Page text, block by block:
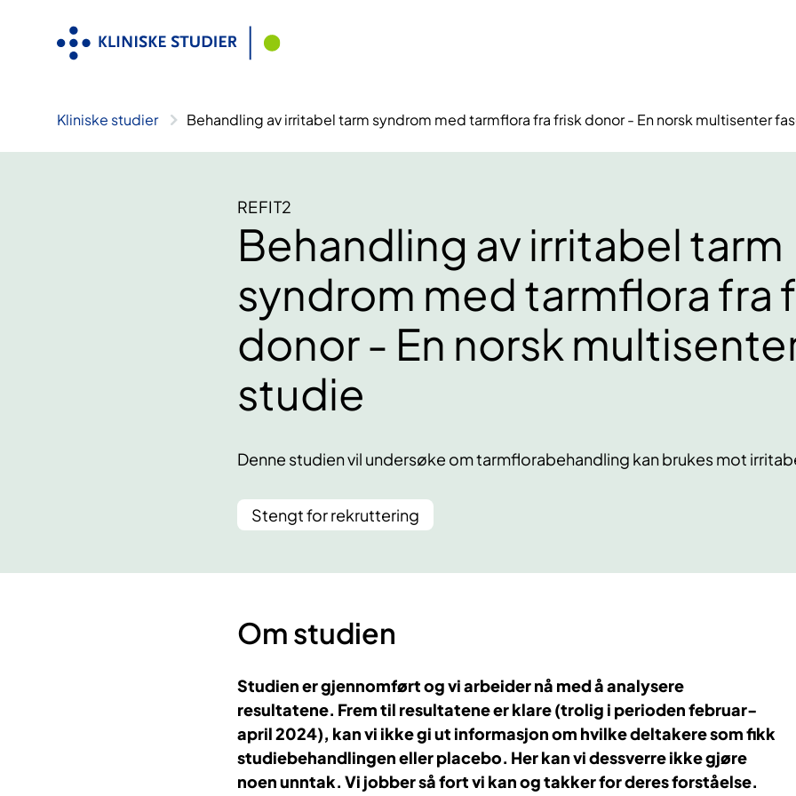
Kliniske studier Behandling av irritabel tarm syndrom med tarmflora fra frisk donor - En norsk multisenter
REFIT2
Behandling av irritabel tarm
syndrom med tarmflora fra
donor - En norsk
studie
Denne studien vil undersøke om tarmflorabehandling kan brukes mot
Stengt for rekruttering
Om studien
Studien er gjennomført og vi arbeider nå med å analysere
resultatene. Frem til resultatene er klare (trolig i perioden februar-
april 2024), kan vi ikke gi ut informasjon om hvilke deltakere som fikk
studiebehandlingen eller placebo. Her kan vi dessverre ikke gjøre
noen unntak. Vi jobber så fort vi kan og takker for deres forståelse.